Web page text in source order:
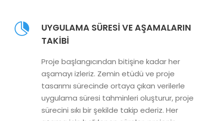
UYGULAMA SÜRESI VE AŞAMALARIN
TAKIBI
Proje başlangıcından bitişine kadar her
aşamayı izleriz. Zemin etüdü ve proje
tasarımı sürecinde ortaya çıkan verilerle
uygulama süresi tahminleri oluşturur, proje
sürecini sıkı bir şekilde takip ederiz. Her